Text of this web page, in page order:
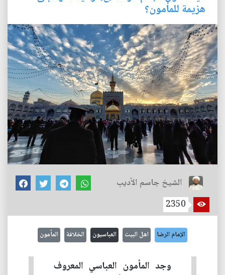
هزيمة للمأمون؟
الشيخ جاسم الأديب
2350
الإمام الرضا اهل البيت العباسيون الخلافة المأمون
وجد المأمون العباسي المعروف